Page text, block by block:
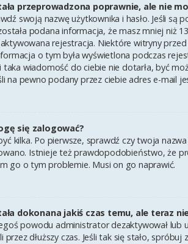
przeprowadzona poprawnie, ale nie
swoją nazwę użytkownika i hasło. Jeśli są
podana informacja, że masz mniej niż
rejestracja. Niektóre witryny
o tym była wyświetlona podczas
taka wiadomość do ciebie nie dotarła, być
na pewno podany przez ciebie adres e-mail
się zalogować?
kilka. Po pierwsze, sprawdź czy twoja
Istnieje też prawdopodobieństwo, że
go o tym problemie. Musi on go naprawić.
dokonana jakiś czas temu, ale teraz
powodu administrator dezaktywował lub
przez dłuższy czas. Jeśli tak się stało,